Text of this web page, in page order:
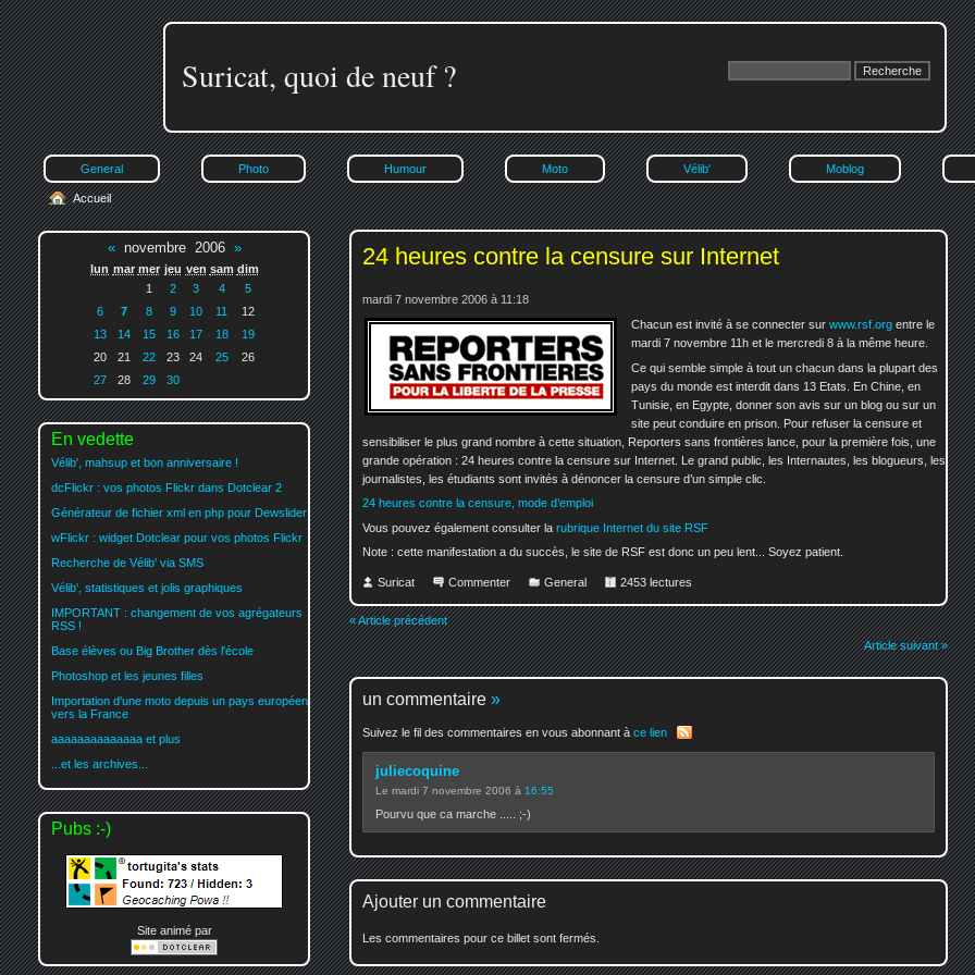
Suricat, quoi de neuf ?
General Photo Humour Moto Vélib' Moblog
24 heures contre la censure sur Internet
mardi 7 novembre 2006 à 11:18
Chacun est invité à se connecter surwww.rsf.org entre le
mardi 7 novembre 11h et le mercredi 8 à la même heure.
Ce qui semble simple à tout un chacun dans la plupart des
pays du monde est interdit dans 13 Etats. En Chine, en
Tunisie, en Egypte, donner son avis sur un blog ou sur un
site peut conduire en prison. Pour refuser la censure et
sensibiliser le plus grand nombre à cette situation, Reporters sans frontières lance, pour la première fois, une
grande opération : 24 heures contre la censure sur Internet. Le grand public, les Internautes, les blogueurs, les
journalistes, les étudiants sont invités à dénoncer la censure d’un simple clic.
24 heures contre la censure, mode d’emploi
Vous pouvez également consulter la rubrique Internet du site RSF
Note : cette manifestation a du succès, le site de RSF est donc un peu lent... Soyez patient.
Suricat Commenter General 2453 lectures
« Article précédent
Article suivant »
un commentaire »
Suivez le fil des commentaires en vous abonnant à ce lien
juliecoquine
Le mardi 7 novembre 2006 à 16:55
Pourvu que ca marche ..... ;-)
Ajouter un commentaire
Les commentaires pour ce billet sont fermés.
Accueil
«novembre 2006 »
lun mar mer jeu ven sam dim
1
2 3 4
5
6
7 8 9 10 11
12
13
14 15 16 17 18
19
20
21 22 23 24 25
26
27
28 29 30
En vedette
Vélib', mahsup et bon anniversaire !
dcFlickr : vos photos Flickr dans Dotclear 2
Générateur de fichier xml en php pour Dewslider
wFlickr : widget Dotclear pour vos photos Flickr
Recherche de Vélib' via SMS
Vélib', statistiques et jolis graphiques
IMPORTANT : changement de vos agrégateurs
RSS !
Base élèves ou Big Brother dès l'école
Photoshop et les jeunes filles
Importation d'une moto depuis un pays européen
vers la France
aaaaaaaaaaaaaa et plus
...et les archives...
Pubs :-)
Site animé par